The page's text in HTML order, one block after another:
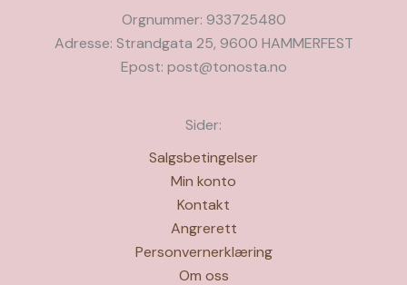
Orgnummer: 933725480
Adresse: Strandgata 25, 9600 HAMMERFEST
Epost: post@tonosta.no
Sider:
Salgsbetingelser
Min konto
Kontakt
Angrerett
Personvernerklæring
Om oss